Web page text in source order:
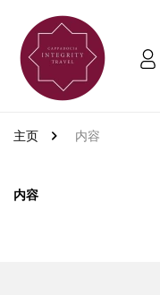
主页 内容
内容